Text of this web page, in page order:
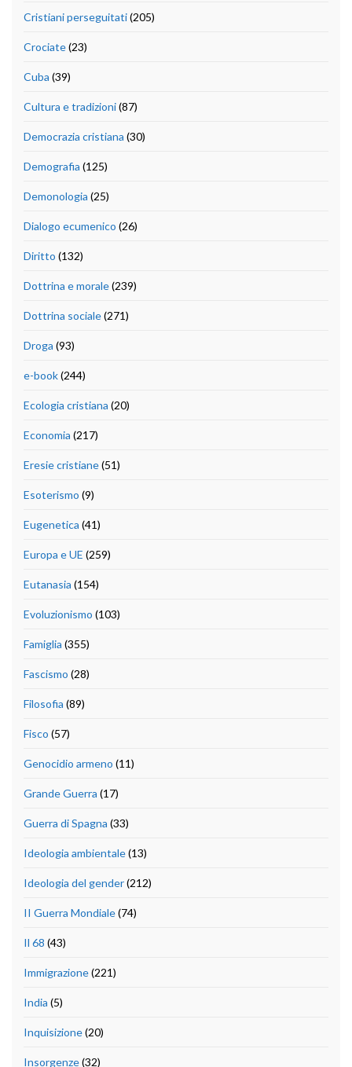
Cristiani perseguitati(205)
Crociate(23)
Cuba (39)
Cultura e tradizioni(87)
Democrazia cristiana (30)
Demografia (125)
Demonologia (25)
Dialogo ecumenico (26)
Diritto (132)
Dottrina e morale(239)
Dottrina sociale(271)
Droga (93)
e-book(244)
Ecologia cristiana (20)
Economia (217)
Eresie cristiane(51)
Esoterismo (9)
Eugenetica (41)
Europa e UE (259)
Eutanasia (154)
Evoluzionismo (103)
Famiglia (355)
Fascismo (28)
Filosofia (89)
Fisco (57)
Genocidio armeno (11)
Grande Guerra (17)
Guerra di Spagna (33)
Ideologia ambientale(13)
Ideologia del gender(212)
II Guerra Mondiale(74)
Il 68 (43)
Immigrazione(221)
India (5)
Inquisizione(20)
Insorgenze(32)